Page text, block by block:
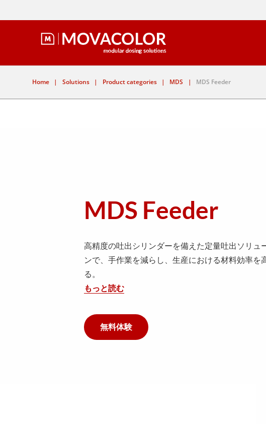
Home | Solutions | Product categories | MDS | MDS Feeder
MDS Feeder
高精度の吐出シリンダーを備えた定量吐出ソリュ
ンで、手作業を減らし、生産における材料効率を
る。
もっと読む
無料体験